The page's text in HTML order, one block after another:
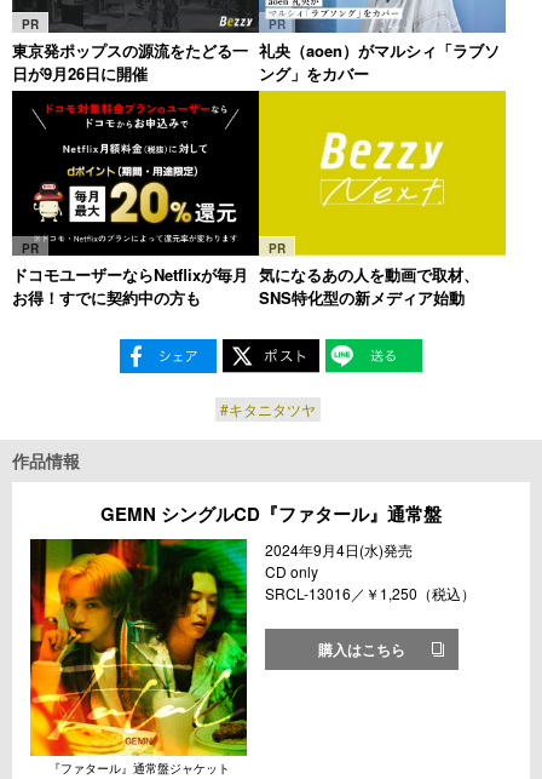
PR
東京発ポップスの源流をたどる一
日が9月26日に開催
PR
礼央（aoen）がマルシィ「ラブソ
ング」をカバー
PR
ドコモユーザーならNetflixが毎月
お得！すでに契約中の方も
PR
気になるあの人を動画で取材、
SNS特化型の新メディア始動
#キタニタツヤ
作品情報
GEMN シングルCD『ファタール』通常盤
『ファタール』通常盤ジャケット
2024年9月4日(水)発売
CD only
SRCL-13016／￥1,250（税込）
購入はこちら